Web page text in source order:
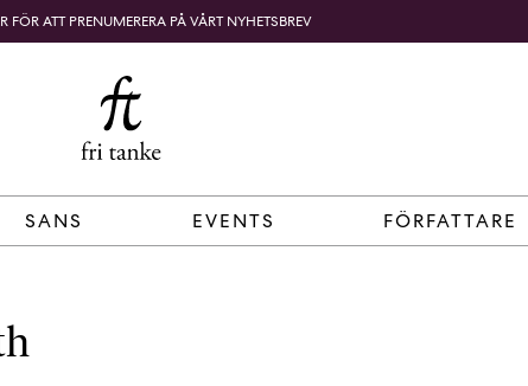
Fri
Tanke
o
k
h
a
n
e
SANS EVENTS FÖRFATTARE
FÖR ATT PRENUMERERA PÅ VÅRT NYHETSBREV